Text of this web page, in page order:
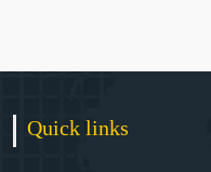
Quick links